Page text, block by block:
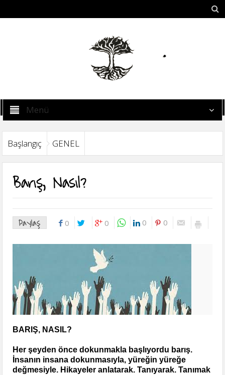
Menü
Başlangıç GENEL
Barış, Nasıl?
Paylaş 0 0 0 0
BARIŞ, NASIL?
Her şeyden önce dokunmakla başlıyordu barış.
İnsanın insana dokunmasıyla, yüreğin yüreğe
değmesiyle. Hikayeler anlatarak. Tanıyarak. Tanımak